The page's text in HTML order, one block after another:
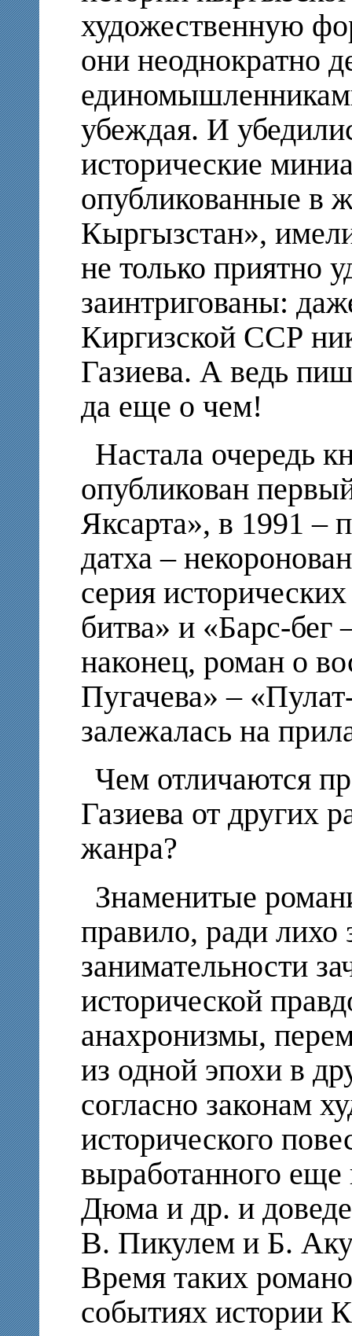
художественную
они неоднократно
убеждая. И
исторические
опубликованные в
Кыргызстан»,
не только приятно
заинтригованы:
Киргизской ССР
Газиева. А ведь
да еще о чем!
Настала очередь
опубликован
Яксарта», в 1991 –
датха –
серия
битва» и «Барс-бег
наконец, роман о
Пугачева» –
залежалась на
Чем отличаются
Газиева от других
жанра?
Знаменитые
правило, ради
занимательности
исторической
анахронизмы,
из одной эпохи в
согласно законам
исторического
выработанного
Дюма и др. и
В. Пикулем и Б.
Время таких
событиях истории